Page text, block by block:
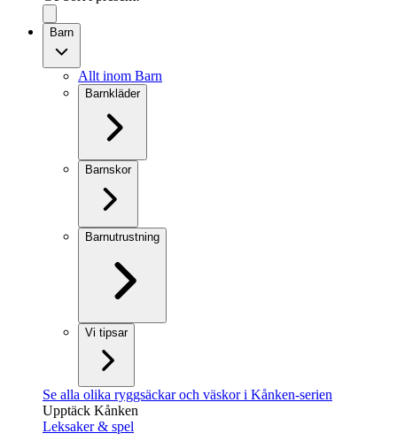
Barn
Allt inom Barn
Barnkläder
Barnskor
Barnutrustning
Vi tipsar
Se alla olika ryggsäckar och väskor i Kånken-serien
Upptäck Kånken
Leksaker & spel